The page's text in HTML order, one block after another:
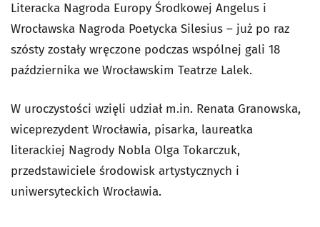
Literacka Nagroda Europy Środkowej Angelus i
Wrocławska Nagroda Poetycka Silesius – już po raz
szósty zostały wręczone podczas wspólnej gali 18
października we Wrocławskim Teatrze Lalek.
W uroczystości wzięli udział m.in. Renata Granowska,
wiceprezydent Wrocławia, pisarka, laureatka
literackiej Nagrody Nobla Olga Tokarczuk,
przedstawiciele środowisk artystycznych i
uniwersyteckich Wrocławia.